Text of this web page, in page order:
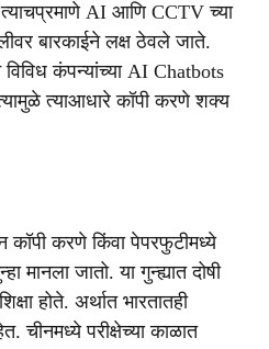
त्याचप्रमाणे AI आणि CCTV च्या
बारकाईने लक्ष ठेवले जाते.
कंपन्यांच्या AI Chatbots
त्याआधारे कॉपी करणे शक्य
कॉपी करणे किंवा पेपरफुटीमध्ये
मानला जातो. या गुन्ह्यात दोषी
होते. अर्थात भारतातही
चीनमध्ये परीक्षेच्या काळात